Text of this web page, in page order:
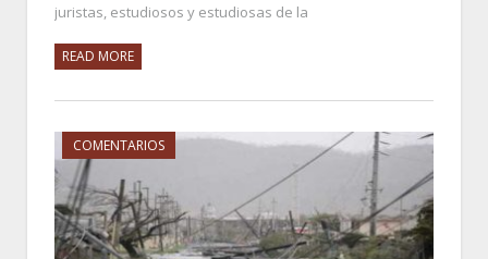
juristas, estudiosos y estudiosas de la
READ MORE
COMENTARIOS